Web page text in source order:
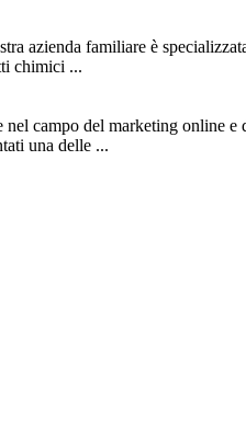
azienda familiare è
chimici ...
campo del marketing online
una delle ...